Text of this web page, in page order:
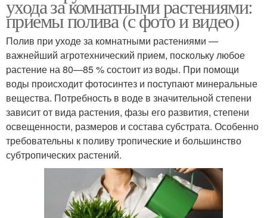
ухода за комнатными растениями:
приемы полива (с фото и видео)
Полив при уходе за комнатными растениями —
важнейший агротехнический прием, поскольку любое
растение на 80—85 % состоит из воды. При помощи
воды происходит фотосинтез и поступают минеральные
вещества. Потребность в воде в значительной степени
зависит от вида растения, фазы его развития, степени
освещенности, размеров и состава субстрата. Особенно
требовательны к поливу тропические и большинство
субтропических растений.